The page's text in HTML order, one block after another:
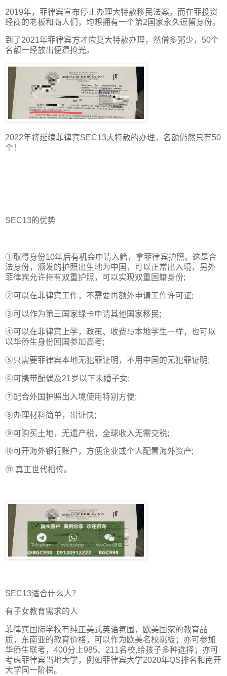
2019年，菲律宾宣布停止办理大特赦移民法案。而在菲投资
经商的老板和商人们，均想拥有一个第2国家永久逗留身份。
到了2021年菲律宾方才恢复大特赦办理，然僧多粥少，50个
名额一经放出便遭抢光。
2022年将延续菲律宾SEC13大特赦的办理，名额仍然只有50
个！
SEC13的优势
①取得身份10年后有机会申请入籍，拿菲律宾护照。这是合
法身份，颁发的护照出生地为中国，可以正常出入境，另外
菲律宾允许持有双重护照，可以实现双重国籍身份;
②可以在菲律宾工作，不需要再额外申请工作许可证;
③可以作为第三国家绿卡申请其他国家移民;
④可以在菲律宾上学，政策、收费与本地学生一样，也可以
以华侨生身份回国参加高考;
⑤只需要菲律宾本地无犯罪证明，不用中国的无犯罪证明;
⑥可携带配偶及21岁以下未婚子女;
⑦配合外国护照出入境使用特别方便;
⑧办理材料简单，出证快;
⑨可购买土地，无遗产税，全球收入无需交税;
⑩可开海外银行账户，方便企业或个人配置海外资产;
⑪ 真正世代相传。
SEC13适合什么人？
有子女教育需求的人
菲律宾国际学校有纯正美式英语氛围，欧美国家的教育品
质，东南亚的教育价格，可以作为欧美名校跳板；亦可参加
华侨生联考，400分上985、211名校,给孩子多种选择；亦可
考虑菲律宾当地大学，例如菲律宾大学2020年QS排名和南开
大学同一阶梯。